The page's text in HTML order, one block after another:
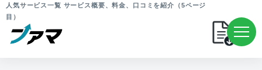
人気サービス一覧 サービス概要、料金、口コミを紹介（5ページ
目）